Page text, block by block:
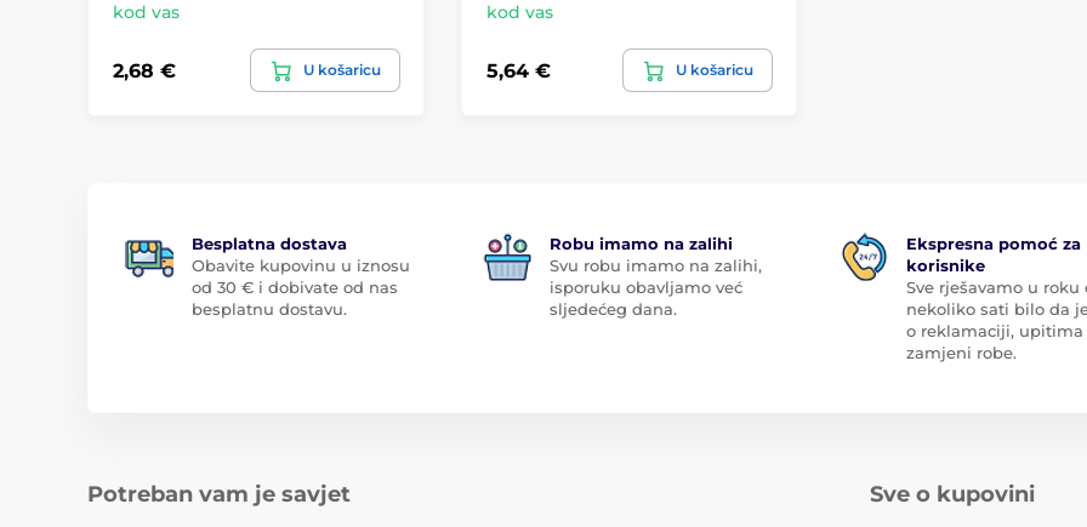
kod vas
2,68 € U košaricu
kod vas
5,64 € U košaricu
Besplatna dostava
Obavite kupovinu u iznosu
od 30 € i dobivate od nas
besplatnu dostavu.
Robu imamo na zalihi
Svu robu imamo na zalihi,
isporuku obavljamo već
sljedećeg dana.
Ekspresna pomoć za
korisnike
Sve rješavamo u roku
nekoliko sati bilo da
o reklamaciji,
zamjeni robe.
Potreban vam je savjet Sve o kupovini